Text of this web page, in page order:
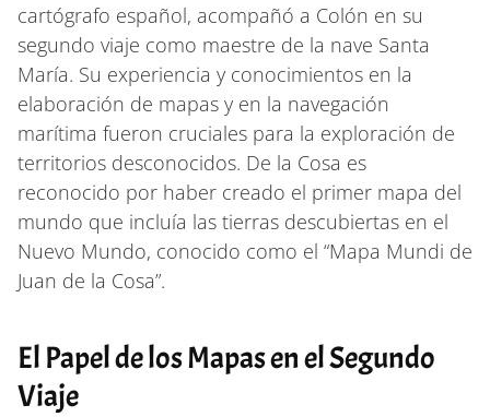
cartógrafo español, acompañó a Colón en su
segundo viaje como maestre de la nave Santa
María. Su experiencia y conocimientos en la
elaboración de mapas y en la navegación
marítima fueron cruciales para la exploración de
territorios desconocidos. De la Cosa es
reconocido por haber creado el primer mapa del
mundo que incluía las tierras descubiertas en el
Nuevo Mundo, conocido como el “Mapa Mundi de
Juan de la Cosa”.
El Papel de los Mapas en el Segundo
Viaje